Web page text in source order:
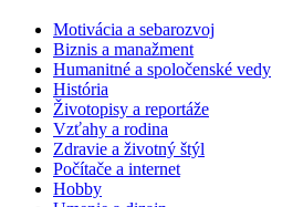
Motivácia a sebarozvoj
Biznis a manažment
Humanitné a spoločenské vedy
História
Životopisy a reportáže
Vzťahy a rodina
Zdravie a životný štýl
Počítače a internet
Hobby